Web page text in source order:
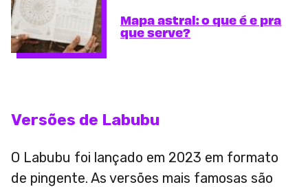
Mapa astral: o que é e pra
que serve?
Versões de Labubu
O Labubu foi lançado em 2023 em formato
de pingente. As versões mais famosas são